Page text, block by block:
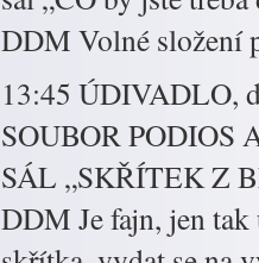
DDM Volné složení
13:45 ÚDIVADLO,
SOUBOR PODIOS
SÁL „SKŘÍTEK Z
DDM Je fajn, jen